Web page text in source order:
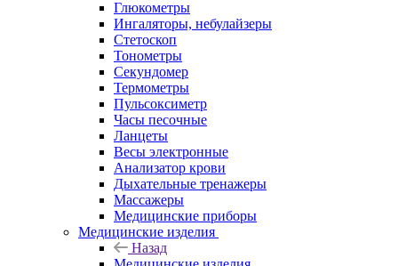
Глюкометры
Ингаляторы, небулайзеры
Стетоскоп
Тонометры
Секундомер
Термометры
Пульсоксиметр
Часы песочные
Ланцеты
Весы электронные
Анализатор крови
Дыхательные тренажеры
Массажеры
Медицинские приборы
Медицинские изделия
Назад